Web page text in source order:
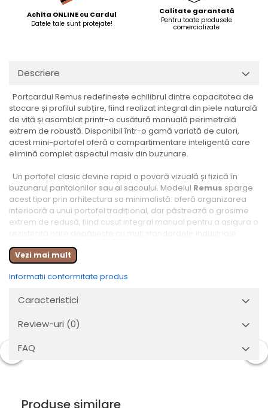
Achita ONLINE cu Cardul
Datele tale sunt protejate!
Calitate garantată
Pentru toate produsele
comercializate
Descriere
Portcardul Remus redefineste echilibrul dintre capacitatea de
stocare și profilul subțire, fiind realizat integral din piele naturală
de vită și asamblat printr-o cusătură manuală perimetrală
extrem de robustă. Disponibil într-o gamă variată de culori,
acest mini-portofel oferă o compartimentare inteligentă care
elimină complet aspectul masiv din buzunare.
Un portofel clasic devine rapid o povară vizuală și fizică în
buzunarul pantalonilor sau al sacoului. Modelul Remus sparge
acest tipar prin arhitectura sa minimalistă: oferă organizarea
interioară a unui portofel tradițional, dar păstrează o grosime
extrem de redusă, fiind cusut integral manual pentru a asigura o
Vezi mai mult
Informatii conformitate produs
Caracteristici
Review-uri (0)
FAQ
Produse similare